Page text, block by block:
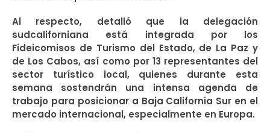
Al respecto, detalló que la delegación
sudcaliforniana está integrada por los
Fideicomisos de Turismo del Estado, de La Paz y
de Los Cabos, así como por 13 representantes del
sector turístico local, quienes durante esta
semana sostendrán una intensa agenda de
trabajo para posicionar a Baja California Sur en el
mercado internacional, especialmente en Europa.